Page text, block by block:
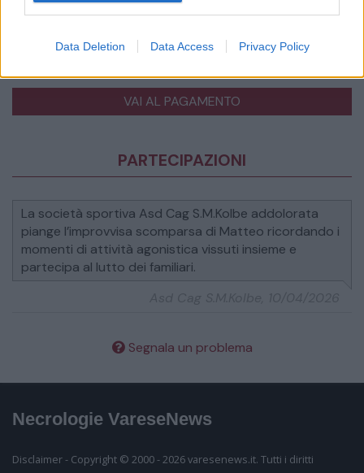
Data Deletion Data Access Privacy Policy
Addolorati per il lutto che vi ha colpiti,
Condoglianze vivissime per il grave lutto che ha
Esprimiamo con grande dolore il nostro cordoglio.
Partecipiamo commossi al vostro lutto.
Inserisci il nome che vuoi che compaia come autore della
VAI AL PAGAMENTO
PARTECIPAZIONI
La società sportiva Asd Cag S.M.Kolbe addolorata
piange l’improvvisa scomparsa di Matteo ricordando i
momenti di attività agonistica vissuti insieme e
partecipa al lutto dei familiari.
Segnala un problema
Segnala un problema
Inserisci il tuo nome
Necrologie VareseNews
Disclaimer - Copyright © 2000 - 2026 varesenews.it. Tutti i diritti